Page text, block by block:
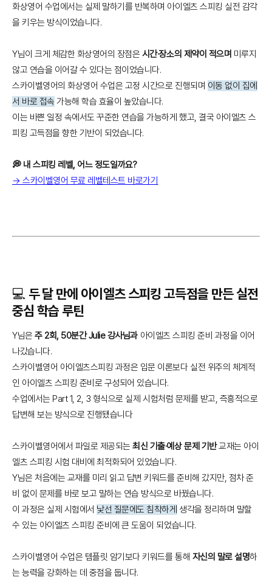
화상영어 수업에서는 실제 말하기를 반복하며 아이엘츠 스피킹 실전 감각
을 키우는 방식이었습니다.
Y님이 크게 체감한 화상영어의 장점은 시간·장소의 제약이 적으며 미루지
않고 연습을 이어갈 수 있다는 점이었습니다.
스카이벨영어의 화상영어 수업은 고정 시간으로 진행되며 이동 없이 집에
서 바로 접속 가능해 학습 효율이 높았습니다.
이는 바쁜 일정 속에서도 꾸준한 연습을 가능하게 했고, 결국 아이엘츠 스
피킹 고득점을 향한 기반이 되었습니다.
💭 내 스피킹 레벨, 어느 정도일까요?
→ 스카이벨영어 무료 레벨테스트 바로가기
💻 두 달 만에 아이엘츠 스피킹 고득점을 만든 실전
중심 학습 루틴
Y님은주 2회, 50분간 Julie 강사님과 아이엘츠 스피킹 준비 과정을 이어
나갔습니다.
스카이벨영어 아이엘츠스피킹 과정은 입문 이론보다 실전 위주의 체계적
인 아이엘츠 스피킹 준비로 구성되어 있습니다.
수업에서는 Part 1, 2, 3 형식으로 실제 시험처럼 문제를 받고, 즉흥적으로
답변해 보는 방식으로 진행됐습니다
스카이벨영어에서 파일로 제공되는최신 기출·예상 문제 기반교재는 아이
엘츠 스피킹 시험 대비에 최적화되어 있었습니다.
Y님은 처음에는 교재를 미리 읽고 답변 키워드를 준비해 갔지만, 점차 준
비 없이 문제를 바로 보고 말하는 연습 방식으로 바꿨습니다.
이 과정은 실제 시험에서 낯선 질문에도 침착하게 생각을 정리하며 말할
수 있는 아이엘츠 스피킹 준비에 큰 도움이 되었습니다.
스카이벨영어 수업은 템플릿 암기보다 키워드를 통해 자신의 말로 설명하
는 능력을 강화하는 데 중점을 둡니다.